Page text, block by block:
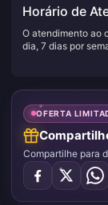
Horário de
O atendimento ao
dia, 7 dias por
OFERTA
Compartilhe para